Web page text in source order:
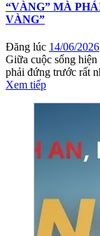
“VÀNG” MÀ
VÀNG”
Đăng lúc 14/06/2026
Giữa cuộc sống
phải đứng trước rất
Xem tiếp